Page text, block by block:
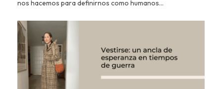
nos hacemos para definirnos como humanos…